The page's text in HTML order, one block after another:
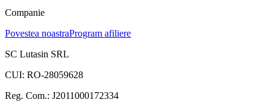
Companie
Povestea noastraProgram afiliere
SC Lutasin SRL
CUI: RO-28059628
Reg. Com.: J2011000172334